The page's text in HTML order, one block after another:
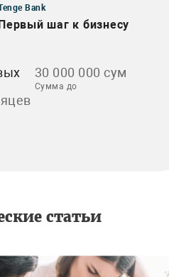
Bank
шаг к бизнесу
30 000 000 сум
Сумма до
статьи